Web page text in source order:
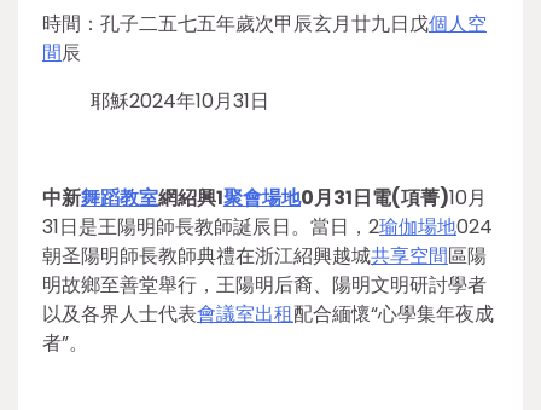
時間：孔子二五七五年歲次甲辰玄月廿九日戊個人空
間辰
耶穌2024年10月31日
中新舞蹈教室網紹興1聚會場地0月31日電(項菁)10月
31日是王陽明師長教師誕辰日。當日，2瑜伽場地024
朝圣陽明師長教師典禮在浙江紹興越城共享空間區陽
明故鄉至善堂舉行，王陽明后裔、陽明文明研討學者
以及各界人士代表會議室出租配合緬懷“心學集年夜成
者”。